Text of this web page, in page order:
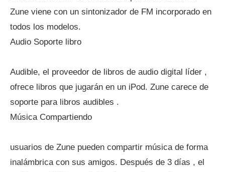
Zune viene con un sintonizador de FM incorporado en
todos los modelos.
Audio Soporte libro
Audible, el proveedor de libros de audio digital líder ,
ofrece libros que jugarán en un iPod. Zune carece de
soporte para libros audibles .
Música Compartiendo
usuarios de Zune pueden compartir música de forma
inalámbrica con sus amigos. Después de 3 días , el